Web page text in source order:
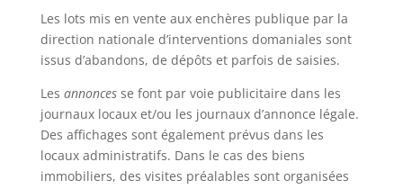
Les lots mis en vente aux enchères publique par la
direction nationale d’interventions domaniales sont
issus d’abandons, de dépôts et parfois de saisies.
Les annoncesse font par voie publicitaire dans les
journaux locaux et/ou les journaux d’annonce légale.
Des affichages sont également prévus dans les
locaux administratifs. Dans le cas des biens
immobiliers, des visites préalables sont organisées